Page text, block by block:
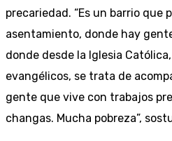
precariedad. “Es un barrio que
asentamiento, donde hay
donde desde la Iglesia
evangélicos, se trata de
gente que vive con trabajos
changas. Mucha pobreza”,